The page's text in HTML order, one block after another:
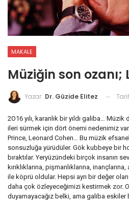
MAKALE
Müziğin son
Yazar: Dr. Güzide Elitez
2O16 yılı, karanlık bir yıldı galiba… Müzik
ileri sürmek için dört önemi nedenimiz
Prince, Leonard Cohen… Bu müzik
sonsuzluğa yürüdüler. Gök kubbeye bir
bıraktılar. Yeryüzündeki birçok insanın
kırıklıklarına, pişmanlıklarına,
ile köprü oldular. Hepsi ayrı bir değer
daha çok özleyeceğimizi kestirmek zor.
duyamayacağız belki, ama galiba eskiler